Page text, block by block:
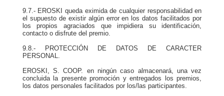
9.7.- EROSKI queda eximida de cualquier responsabilidad en
el supuesto de existir algún error en los datos facilitados por
los propios agraciados que impidiera su identificación,
contacto o disfrute del premio.
9.8.- PROTECCIÓN DE DATOS DE CARACTER
PERSONAL.
EROSKI, S. COOP. en ningún caso almacenará, una vez
concluida la presente promoción y entregados los premios,
los datos personales facilitados por los/las participantes.